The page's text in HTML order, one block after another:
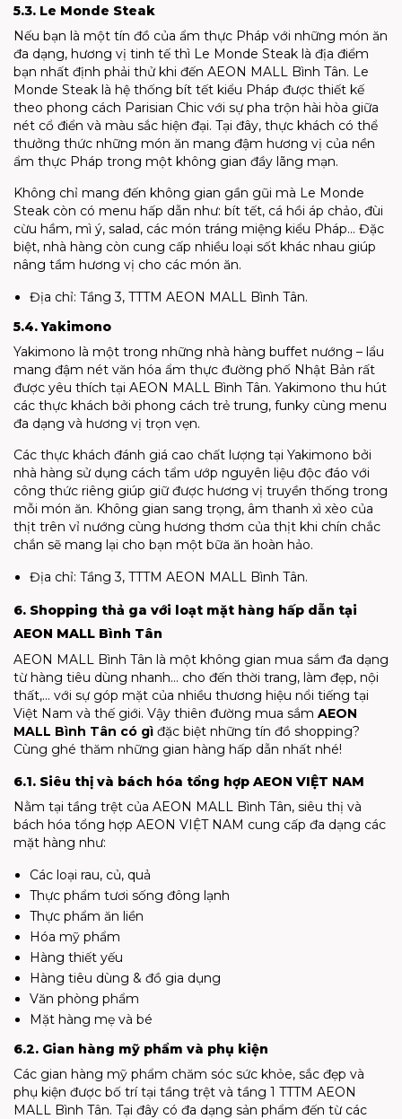
5.3. Le Monde Steak
Nếu bạn là một tín đồ của ẩm thực Pháp với những món ăn
đa dạng, hương vị tinh tế thì Le Monde Steak là địa điểm
bạn nhất định phải thử khi đến AEON MALL Bình Tân. Le
Monde Steak là hệ thống bít tết kiểu Pháp được thiết kế
theo phong cách Parisian Chic với sự pha trộn hài hòa giữa
nét cổ điển và màu sắc hiện đại. Tại đây, thực khách có thể
thưởng thức những món ăn mang đậm hương vị của nền
ẩm thực Pháp trong một không gian đầy lãng mạn.
Không chỉ mang đến không gian gần gũi mà Le Monde
Steak còn có menu hấp dẫn như: bít tết, cá hồi áp chảo, đùi
cừu hầm, mì ý, salad, các món tráng miệng kiểu Pháp… Đặc
biệt, nhà hàng còn cung cấp nhiều loại sốt khác nhau giúp
nâng tầm hương vị cho các món ăn.
Địa chỉ: Tầng 3, TTTM AEON MALL Bình Tân.
5.4. Yakimono
Yakimono là một trong những nhà hàng buffet nướng – lẩu
mang đậm nét văn hóa ẩm thực đường phố Nhật Bản rất
được yêu thích tại AEON MALL Bình Tân. Yakimono thu hút
các thực khách bởi phong cách trẻ trung, funky cùng menu
đa dạng và hương vị trọn vẹn.
Các thực khách đánh giá cao chất lượng tại Yakimono bởi
nhà hàng sử dụng cách tẩm ướp nguyên liệu độc đáo với
công thức riêng giúp giữ được hương vị truyền thống trong
mỗi món ăn. Không gian sang trọng, âm thanh xì xèo của
thịt trên vỉ nướng cùng hương thơm của thịt khi chín chắc
chắn sẽ mang lại cho bạn một bữa ăn hoàn hảo.
Địa chỉ: Tầng 3, TTTM AEON MALL Bình Tân.
6. Shopping thả ga với loạt mặt hàng hấp dẫn tại
AEON MALL Bình Tân
AEON MALL Bình Tân là một không gian mua sắm đa dạng
từ hàng tiêu dùng nhanh… cho đến thời trang, làm đẹp, nội
thất,… với sự góp mặt của nhiều thương hiệu nổi tiếng tại
Việt Nam và thế giới. Vậy thiên đường mua sắm AEON
MALL Bình Tân có gì đặc biệt những tín đồ shopping?
Cùng ghé thăm những gian hàng hấp dẫn nhất nhé!
6.1. Siêu thị và bách hóa tổng hợp AEON VIỆT NAM
Nằm tại tầng trệt của AEON MALL Bình Tân, siêu thị và
bách hóa tổng hợp AEON VIỆT NAM cung cấp đa dạng các
mặt hàng như:
Các loại rau, củ, quả
Thực phẩm tươi sống đông lạnh
Thực phẩm ăn liền
Hóa mỹ phẩm
Hàng thiết yếu
Hàng tiêu dùng & đồ gia dụng
Văn phòng phẩm
Mặt hàng mẹ và bé
6.2. Gian hàng mỹ phẩm và phụ kiện
Các gian hàng mỹ phẩm chăm sóc sức khỏe, sắc đẹp và
phụ kiện được bố trí tại tầng trệt và tầng 1 TTTM AEON
MALL Bình Tân. Tại đây có đa dạng sản phẩm đến từ các